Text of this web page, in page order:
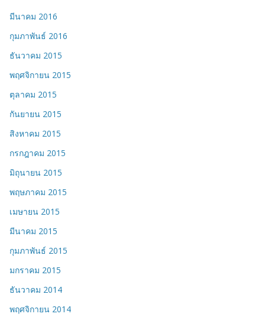
มีนาคม 2016
กุมภาพันธ์ 2016
ธันวาคม 2015
พฤศจิกายน 2015
ตุลาคม 2015
กันยายน 2015
สิงหาคม 2015
กรกฎาคม 2015
มิถุนายน 2015
พฤษภาคม 2015
เมษายน 2015
มีนาคม 2015
กุมภาพันธ์ 2015
มกราคม 2015
ธันวาคม 2014
พฤศจิกายน 2014